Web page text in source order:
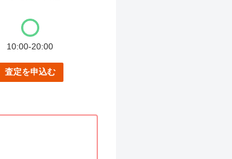
10:00-20:00
査定を申込む